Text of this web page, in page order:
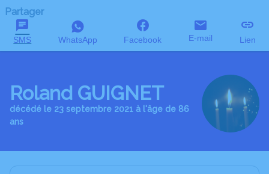
Partager
SMS WhatsApp Facebook E-mail Lien
Roland GUIGNET
décédé le 23 septembre 2021 à l'âge de 86
ans